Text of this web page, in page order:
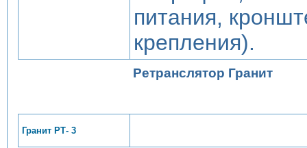
питания,
крепления).
Ретранслятор Гранит
Гранит РТ- 3